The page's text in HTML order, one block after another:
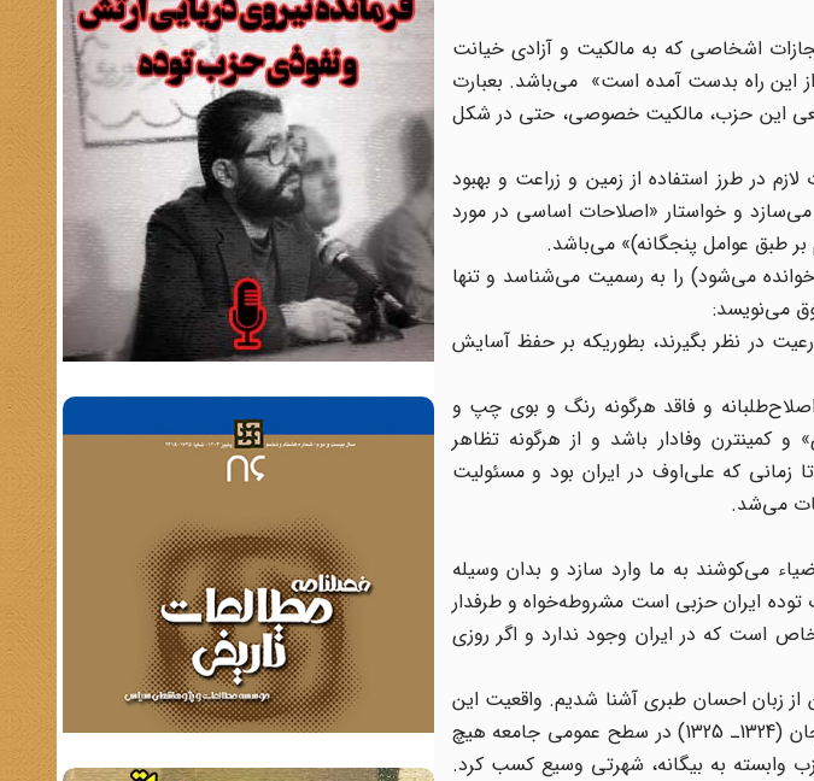
اشخاصی که به مالکیت و آزادی خیانت
این راه بدست آمده است» می‌باشد. بعبارت
این حزب، مالکیت خصوصی، حتی در شکل
در طرز استفاده از زمین و زراعت و بهبود
و خواستار «اصلاحات اساسی در مورد
طبق عوامل پنجگانه)» می‌باشد.
خوانده می‌شود) را به رسمیت می‌شناسد و تنها
می‌نویسد:
در نظر بگیرند، بطوریکه بر حفظ آسایش
و فاقد هرگونه رنگ و بوی چپ و
وفادار باشد و از هرگونه تظاهر
که علی‌اوف در ایران بود و مسئولیت
می‌کوشند به ما وارد سازد و بدان وسیله
توده ایران حزبی است مشروطه‌خواه و طرفدار
است که در ایران وجود ندارد و اگر روزی
زبان احسان طبری آشنا شدیم. واقعیت این
است که عملکردهای حزب توده، بویژه در مسئله امتیاز نفت شمال و غائله فرقه دمکرات آذربایجان (1324ـ 1325) در سطح عمومی جامعه هیچ
وابسته به بیگانه، شهرتی وسیع کسب کرد.